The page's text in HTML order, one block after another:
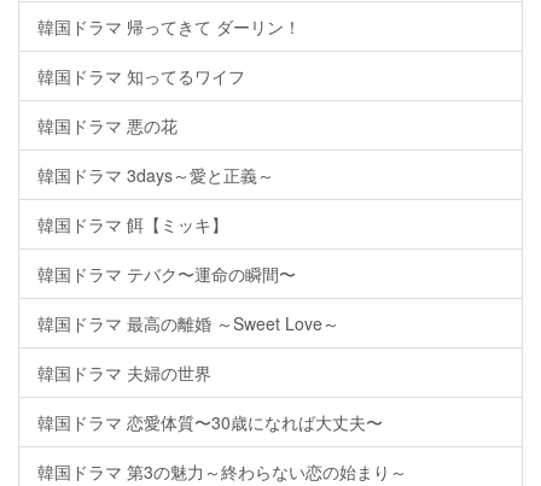
韓国ドラマ 帰ってきて ダーリン！
韓国ドラマ 知ってるワイフ
韓国ドラマ 悪の花
韓国ドラマ 3days～愛と正義～
韓国ドラマ 餌【ミッキ】
韓国ドラマ テバク〜運命の瞬間〜
韓国ドラマ 最高の離婚 ～Sweet Love～
韓国ドラマ 夫婦の世界
韓国ドラマ 恋愛体質〜30歳になれば大丈夫〜
韓国ドラマ 第3の魅力～終わらない恋の始まり～